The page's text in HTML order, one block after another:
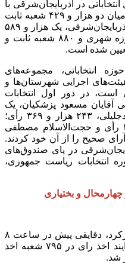
۱۳۳ شعبه فعال انتخاباتی در آذربایجان‌شرقی با
۵۰ حوزه انتخابی آغاز به کار کرد.از میان دو هزار و ۴۲۹ شعبه ثابت
و ۷۳۴ شعبه سیار در سطح استان آذربایجان‌شرقی، یک هزار و ۵۸۹
شعبه ثابت و ۳۵ شعبه سیار در حوزه شهری و ۸۸۰ شعبه ثابت و
این گزارش، در ۵۰ حوزه انتخاباتی، مجموعه‌های
اجرایی شهرستان‌ها و
در دور اول انتخابات
آقایان مسعود پزشکیان، یک
میلیون و ۶۷ هزار و ۸۷ رأی؛ سعیدجلیلی، ۲۴۳ هزار و ۳۶۹ رأی؛
محمدباقر قالیباف، ۵۷ هزار و ۳۸۰ رأی و حجت‌الاسلام مصطفی
هزار و ۳۳ رأی از آرای صحیح را از آن خود کردند.
در پای صندوق‌های
انتخابات ریاست جمهوری،
به گزارش خبرگزاری تسنیم از شهرکرد، دقایقی پیش در ساعت ۸
صبح همزمان با سراسر کشور، فرایند اخذ رای در ۷۹۵ شعبه اخذ
شد.